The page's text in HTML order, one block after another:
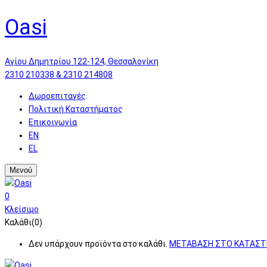
Oasi
Αγίου Δημητρίου 122-124, Θεσσαλονίκη
2310 210338 & 2310 214808
Δωροεπιταγές
Πολιτική Καταστήματος
Επικοινωνία
EN
EL
Μενού
0
Κλείσιμο
Καλάθι(0)
Δεν υπάρχουν προϊόντα στο καλάθι. ΜΕΤΑΒΑΣΗ ΣΤΟ